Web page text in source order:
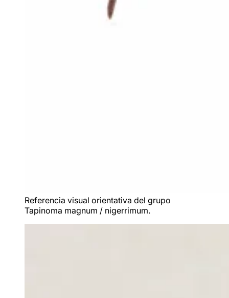
Referencia visual orientativa del grupo
Tapinoma magnum / nigerrimum.